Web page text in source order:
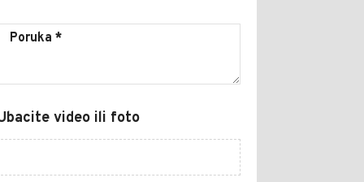
video ili foto